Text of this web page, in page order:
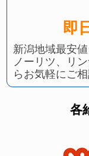
即
新潟地域最安
ノーリツ、リ
らお気軽にご
各